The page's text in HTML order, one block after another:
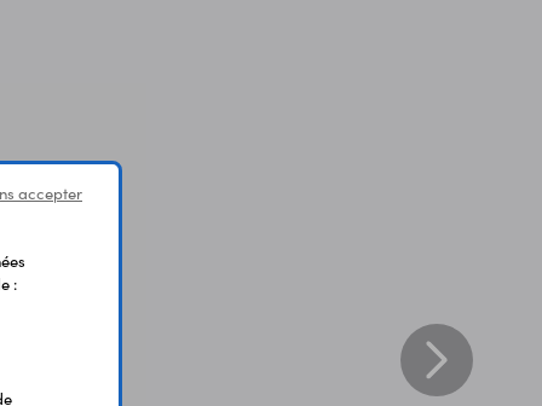
accepter
: